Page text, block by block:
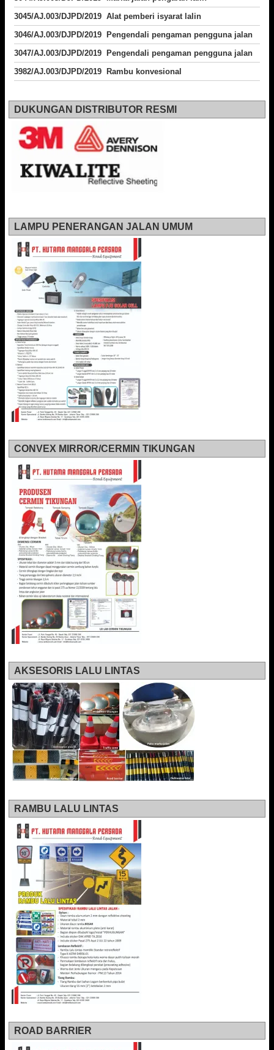
3045/AJ.003/DJPD/2019 Alat pemberi isyarat lalin
3046/AJ.003/DJPD/2019 Pengendali pengaman pengguna jalan
3047/AJ.003/DJPD/2019 Pengendali pengaman pengguna jalan
3982/AJ.003/DJPD/2019 Rambu konvesional
DUKUNGAN DISTRIBUTOR RESMI
LAMPU PENERANGAN JALAN UMUM
CONVEX MIRROR/CERMIN TIKUNGAN
AKSESORIS LALU LINTAS
RAMBU LALU LINTAS
ROAD BARRIER